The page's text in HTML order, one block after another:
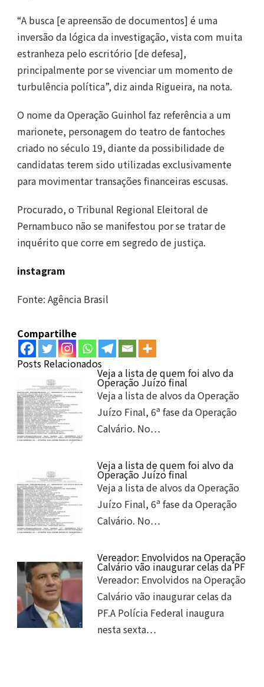
“A busca [e apreensão de documentos] é uma
inversão da lógica da investigação, vista com muita
estranheza pelo escritório [de defesa],
principalmente por se vivenciar um momento de
turbulência política”, diz ainda Rigueira, na nota.
O nome da Operação Guinhol faz referência a um
marionete, personagem do teatro de fantoches
criado no século 19, diante da possibilidade de
candidatas terem sido utilizadas exclusivamente
para movimentar transações financeiras escusas.
Procurado, o Tribunal Regional Eleitoral de
Pernambuco não se manifestou por se tratar de
inquérito que corre em segredo de justiça.
instagram
Fonte: Agência Brasil
Compartilhe
Posts Relacionados
Veja a lista de quem foi alvo da
Operação Juízo final
Veja a lista de alvos da Operação
Juízo Final, 6ª fase da Operação
Calvário. No…
Veja a lista de quem foi alvo da
Operação Juízo final
Veja a lista de alvos da Operação
Juízo Final, 6ª fase da Operação
Calvário. No…
Vereador: Envolvidos na Operação
Calvário vão inaugurar celas da PF
Vereador: Envolvidos na Operação
Calvário vão inaugurar celas da
PF.A Polícia Federal inaugura
nesta sexta…